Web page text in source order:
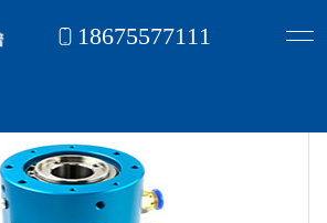
18675577111